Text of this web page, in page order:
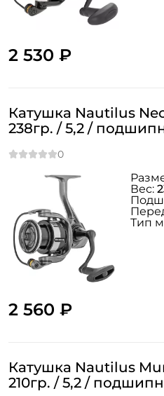
2 530 ₽
Катушка Nautilus
238гр. / 5,2 /
2 560 ₽
Вес:
Тип
Катушка Nautilus
210гр. / 5,2 /
Придумайте пароль: *
Повторите пароль: *
Заполняя данную форму вы
персональных данных
Создать
У меня уже